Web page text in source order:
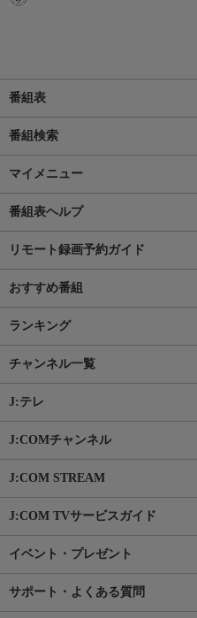
番組表
番組検索
マイメニュー
番組表ヘルプ
リモート録画予約ガイド
おすすめ番組
ランキング
チャンネル一覧
J:テレ
J:COMチャンネル
J:COM STREAM
J:COM TVサービスガイド
イベント・プレゼント
サポート・よくある質問